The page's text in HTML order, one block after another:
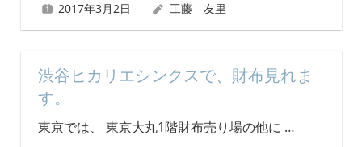
2017年3月2日 工藤 友里
渋谷ヒカリエシンクスで、財布見れま
す。
東京では、 東京大丸1階財布売り場の他に …